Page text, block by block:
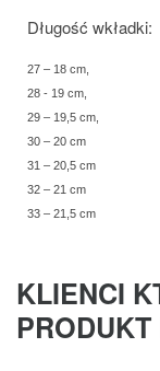
Długość wkładki:
27 – 18 cm,
28 - 19 cm,
29 – 19,5 cm,
30 – 20 cm
31 – 20,5 cm
32 – 21 cm
33 – 21,5 cm
KLIENCI